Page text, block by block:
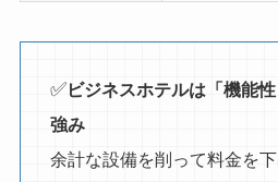
✅ビジネスホテルは「機能
強み
余計な設備を削って料金を